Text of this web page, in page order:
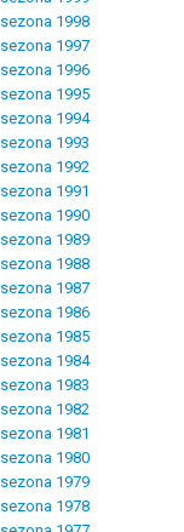
sezona 1998
sezona 1997
sezona 1996
sezona 1995
sezona 1994
sezona 1993
sezona 1992
sezona 1991
sezona 1990
sezona 1989
sezona 1988
sezona 1987
sezona 1986
sezona 1985
sezona 1984
sezona 1983
sezona 1982
sezona 1981
sezona 1980
sezona 1979
sezona 1978